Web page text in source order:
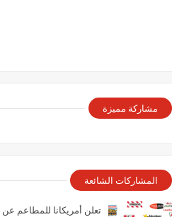
مشاركة مميزة
المشاركات الشائعة
تعلن أمريكانا للمطاعم عن